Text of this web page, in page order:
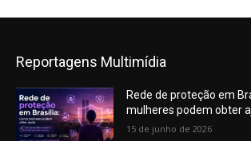
Reportagens Multimídia
Rede de proteção em
mulheres podem obter
15 de junho de 2026